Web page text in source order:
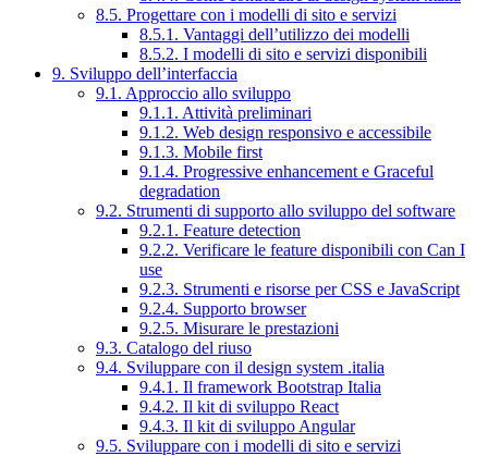
8.5. Progettare con i modelli di sito e servizi
8.5.1. Vantaggi dell’utilizzo dei modelli
8.5.2. I modelli di sito e servizi disponibili
9. Sviluppo dell’interfaccia
9.1. Approccio allo sviluppo
9.1.1. Attività preliminari
9.1.2. Web design responsivo e accessibile
9.1.3. Mobile first
9.1.4. Progressive enhancement e Graceful
degradation
9.2. Strumenti di supporto allo sviluppo del software
9.2.1. Feature detection
9.2.2. Verificare le feature disponibili con Can I
use
9.2.3. Strumenti e risorse per CSS e JavaScript
9.2.4. Supporto browser
9.2.5. Misurare le prestazioni
9.3. Catalogo del riuso
9.4. Sviluppare con il design system .italia
9.4.1. Il framework Bootstrap Italia
9.4.2. Il kit di sviluppo React
9.4.3. Il kit di sviluppo Angular
9.5. Sviluppare con i modelli di sito e servizi